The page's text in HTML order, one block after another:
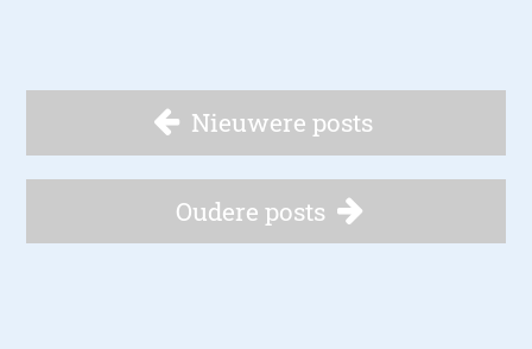
Nieuwere posts
Oudere posts